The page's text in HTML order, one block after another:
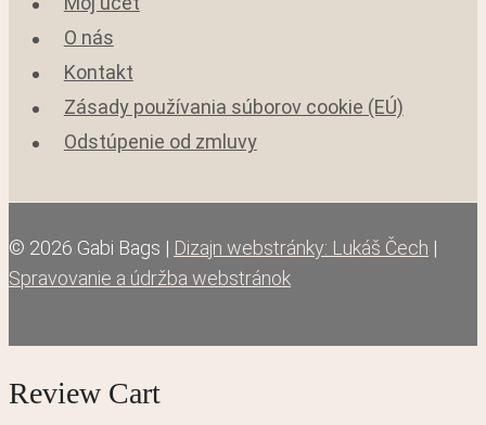
O nás
Kontakt
Zásady používania súborov cookie (EÚ)
Odstúpenie od zmluvy
© 2026 Gabi Bags | Dizajn webstránky: Lukáš Čech |
Spravovanie a údržba webstránok
Review Cart